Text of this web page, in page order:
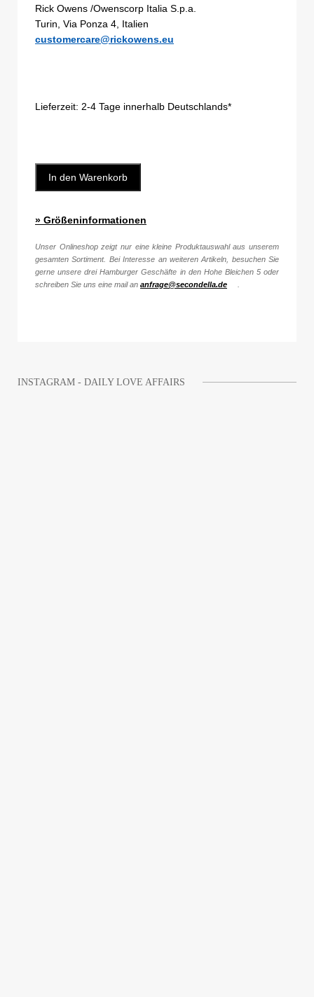
Rick Owens /Owenscorp Italia S.p.a.
Turin, Via Ponza 4, Italien
customercare@rickowens.eu
Lieferzeit: 2-4 Tage innerhalb Deutschlands*
In den Warenkorb
» Größeninformationen
Unser Onlineshop zeigt nur eine kleine Produktauswahl aus unserem
gesamten Sortiment. Bei Interesse an weiteren Artikeln, besuchen Sie
gerne unsere drei Hamburger Geschäfte in den Hohe Bleichen 5 oder
schreiben Sie uns eine mail an anfrage@secondella.de
INSTAGRAM - DAILY LOVE AFFAIRS